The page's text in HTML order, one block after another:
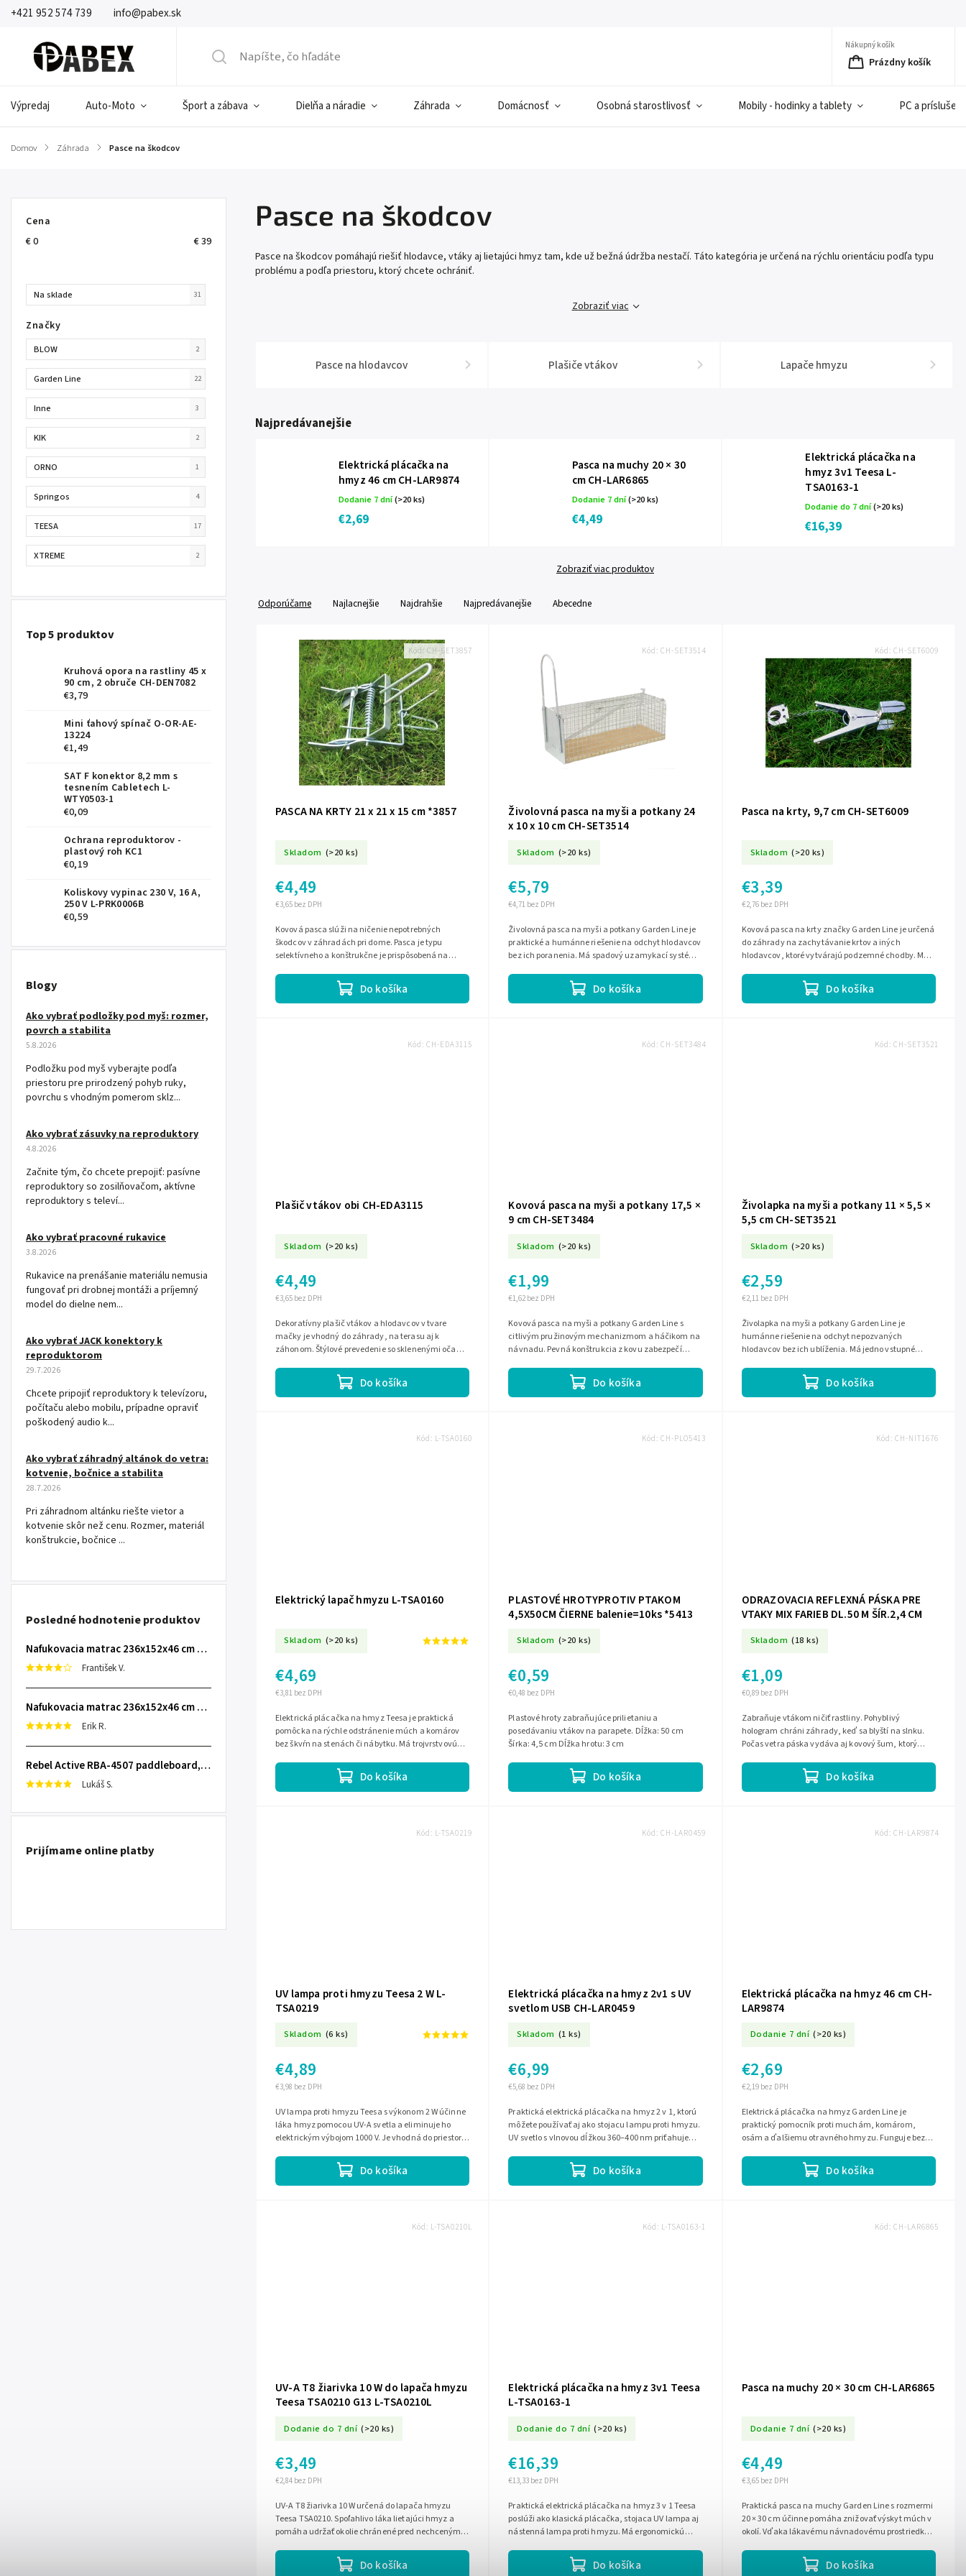
+421 952 574 739 info@pabex.sk
Nákupný košík
Prázdny košík
Výpredaj Auto-Moto Šport a zábava Dielňa a náradie Záhrada Domácnosť Osobná starostlivosť Mobily - hodinky a tablety PC a
Domov / Záhrada / Pasce na škodcov
Cena
€0 €39
Na sklade 31
Značky
BLOW 2
Garden Line 22
Inne 3
KIK 2
ORNO 1
Springos 4
TEESA 17
XTREME 2
Top 5 produktov
Kruhová opora na rastliny 45 x
90 cm, 2 obruče CH-DEN7082
€3,79
Mini ťahový spínač O-OR-AE-
13224
€1,49
SAT F konektor 8,2 mm s
tesnením Cabletech L-
WTY0503-1
€0,09
Ochrana reproduktorov -
plastový roh KC1
€0,19
Koliskovy vypinac 230 V, 16 A,
250 V L-PRK0006B
€0,59
Blogy
Ako vybrať podložky pod myš: rozmer,
povrch a stabilita
5.8.2026
Podložku pod myš vyberajte podľa
priestoru pre prirodzený pohyb ruky,
povrchu s vhodným pomerom sklz...
Ako vybrať zásuvky na reproduktory
4.8.2026
Začnite tým, čo chcete prepojiť: pasívne
reproduktory so zosilňovačom, aktívne
reproduktory s televí...
Ako vybrať pracovné rukavice
3.8.2026
Rukavice na prenášanie materiálu nemusia
fungovať pri drobnej montáži a príjemný
model do dielne nem...
Ako vybrať JACK konektory k
reproduktorom
29.7.2026
Chcete pripojiť reproduktory k televízoru,
počítaču alebo mobilu, prípadne opraviť
poškodený audio k...
Ako vybrať záhradný altánok do vetra:
kotvenie, bočnice a stabilita
28.7.2026
Pri záhradnom altánku riešte vietor a
kotvenie skôr než cenu. Rozmer, materiál
konštrukcie, bočnice ...
Posledné hodnotenie produktov
Nafukovacia matrac 236x152x46 cm so zabudovanou elektrickou pumpou INTEX 64448
František V.
Nafukovacia matrac 236x152x46 cm so zabudovanou elektrickou pumpou INTEX 64448
Erik R.
Rebel Active RBA-4507 paddleboard, 335 cm L-RBA-4507-OR
Lukáš S.
Prijímame online platby
Pasce na škodcov
Pasce na škodcov pomáhajú riešiť hlodavce, vtáky aj lietajúci hmyz tam, kde už bežná údržba nestačí. Táto kategória je určená na rýchlu orientáciu podľa typu
problému a podľa priestoru, ktorý chcete ochrániť.
Zobraziť viac
Pasce na hlodavcov Plašiče vtákov Lapače hmyzu
Najpredávanejšie
Elektrická plácačka na
hmyz 46 cm CH-LAR9874
Dodanie 7 dní(>20 ks)
€2,69
Pasca na muchy 20 × 30
cm CH-LAR6865
Dodanie 7 dní(>20 ks)
€4,49
Elektrická plácačka na
hmyz 3v1 Teesa L-
TSA0163-1
Dodanie do 7 dní(>20 ks)
€16,39
Zobraziť viac produktov
Odporúčame Najlacnejšie Najdrahšie Najpredávanejšie Abecedne
PASCA NA KRTY 21 x 21 x 15 cm *3857
Skladom (>20 ks)
€3,65 bez DPH
€4,49
Do košíka
Kovová pasca slúži na ničenie nepotrebných
škodcov v záhradách pri dome. Pasca je typu
selektívneho a konštrukčne je prispôsobená na
Kód:CH-SET3857
Živolovná pasca na myši a potkany 24
x 10 x 10 cm CH-SET3514
Skladom (>20 ks)
€4,71 bez DPH
€5,79
Do košíka
Živolovná pasca na myši a potkany Garden Line je
praktické a humánne riešenie na odchyt hlodavcov
bez ich poranenia. Má spadový uzamykací systém s
Kód: CH-SET3514
Pasca na krty, 9,7 cm CH-SET6009
Skladom (>20 ks)
€2,76 bez DPH
€3,39
Do košíka
Kovová pasca na krty značky Garden Line je určená
do záhrady na zachytávanie krtov a iných
hlodavcov, ktoré vytvárajú podzemné chodby. Má
Kód: CH-SET6009
Plašič vtákov obi CH-EDA3115
Skladom (>20 ks)
€3,65 bez DPH
€4,49
Do košíka
Dekoratívny plašič vtákov a hlodavcov v tvare
mačky je vhodný do záhrady, na terasu aj k
záhonom. Štýlové prevedenie so sklenenými očami,
Kód:CH-EDA3115
Kovová pasca na myši a potkany 17,5 ×
9 cm CH-SET3484
Skladom (>20 ks)
€1,62 bez DPH
€1,99
Do košíka
Kovová pasca na myši a potkany Garden Line s
citlivým pružinovým mechanizmom a háčikom na
návnadu. Pevná konštrukcia z kovu zabezpečí
Kód: CH-SET3484
Živolapka na myši a potkany 11 × 5,5 ×
5,5 cm CH-SET3521
Skladom (>20 ks)
€2,11 bez DPH
€2,59
Do košíka
Živolapka na myši a potkany Garden Line je
humánne riešenie na odchyt nepozvaných
hlodavcov bez ich ublíženia. Má jedno vstupné
a...
Kód: CH-SET3521
Elektrický lapač hmyzu L-TSA0160
Skladom (>20 ks)
€3,81 bez DPH
€4,69
Do košíka
Elektrická plácačka na hmyz Teesa je praktická
pomôcka na rýchle odstránenie múch a komárov
bez škvŕn na stenách či nábytku. Má trojvrstvovú
Kód: L-TSA0160
PLASTOVÉ HROTYPROTIV PTAKOM
4,5X50CM ČIERNE balenie=10ks *5413
Skladom (>20 ks)
€0,48 bez DPH
€0,59
Do košíka
Plastové hroty zabraňujúce prilietaniu a
posedávaniu vtákov na parapete. Dĺžka: 50 cm
Šírka: 4,5 cm Dĺžka hrotu: 3 cm
Kód: CH-PLO5413
ODRAZOVACIA REFLEXNÁ PÁSKA PRE
VTAKY MIX FARIEB DL.50 M ŠÍR.2,4 CM
Skladom (18 ks)
€0,89 bez DPH
€1,09
Do košíka
Zabraňuje vtákom ničiť rastliny. Pohyblivý
hologram chráni záhrady, keď sa blyští na slnku.
Počas vetra páska vydáva aj kovový šum, ktorý
Kód: CH-NIT1676
UV lampa proti hmyzu Teesa 2 W L-
TSA0219
Skladom (6 ks)
€3,98 bez DPH
€4,89
Do košíka
UV lampa proti hmyzu Teesa s výkonom 2 W účinne
láka hmyz pomocou UV-A svetla a eliminuje ho
elektrickým výbojom 1000 V. Je vhodná do priestoru
Kód: L-TSA0219
Elektrická plácačka na hmyz 2v1 s UV
svetlom USB CH-LAR0459
Skladom (1 ks)
€5,68 bez DPH
€6,99
Do košíka
Praktická elektrická plácačka na hmyz 2 v 1, ktorú
môžete používať aj ako stojacu lampu proti hmyzu.
UV svetlo s vlnovou dĺžkou 360–400 nm priťahuje
Kód: CH-LAR0459
Elektrická plácačka na hmyz 46 cm CH-
LAR9874
Dodanie 7 dní (>20 ks)
€2,19 bez DPH
€2,69
Do košíka
Elektrická plácačka na hmyz Garden Line je
praktický pomocník proti muchám, komárom,
osám a ďalšiemu otravného hmyzu. Funguje bez
Kód: CH-LAR9874
UV-A T8 žiarivka 10 W do lapača hmyzu
Teesa TSA0210 G13 L-TSA0210L
Dodanie do 7 dní (>20 ks)
€2,84 bez DPH
€3,49
Do košíka
UV-A T8 žiarivka 10 W určená do lapača hmyzu
Teesa TSA0210. Spoľahlivo láka lietajúci hmyz a
pomáha udržať okolie chránené pred nechceným
Kód: L-TSA0210L
Elektrická plácačka na hmyz 3v1 Teesa
L-TSA0163-1
Dodanie do 7 dní (>20 ks)
€13,33 bez DPH
€16,39
Do košíka
Praktická elektrická plácačka na hmyz 3 v 1 Teesa
poslúži ako klasická plácačka, stojaca UV lampa aj
nástenná lampa proti hmyzu. Má ergonomickú
Kód: L-TSA0163-1
Pasca na muchy 20 × 30 cm CH-LAR6865
Dodanie 7 dní (>20 ks)
€3,65 bez DPH
€4,49
Do košíka
Praktická pasca na muchy Garden Line s rozmermi
20 × 30 cm účinne pomáha znižovať výskyt múch v
okolí. Vďaka lákavému návnadovému prostriedku
Kód: CH-LAR6865